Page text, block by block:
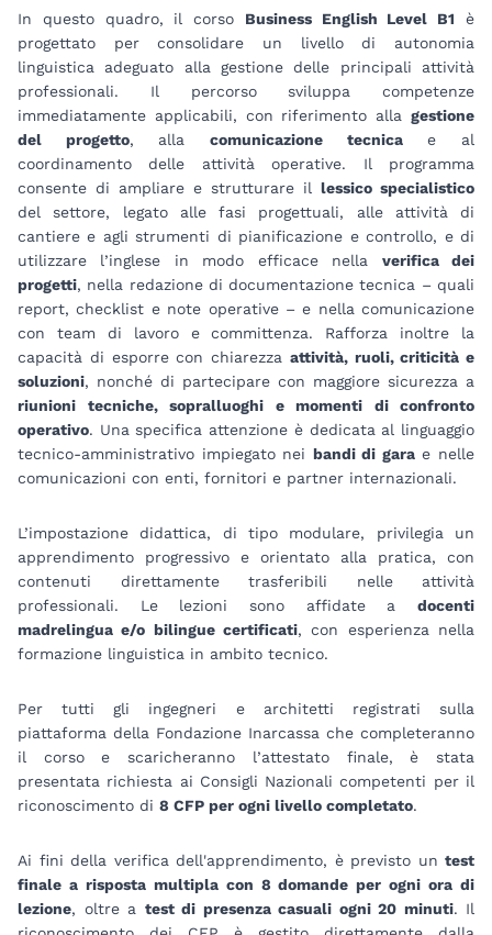
In questo quadro, il corso Business English Level B1 è
progettato per consolidare un livello di autonomia
linguistica adeguato alla gestione delle principali attività
professionali. Il percorso sviluppa competenze
immediatamente applicabili, con riferimento alla gestione
del progetto, allacomunicazione tecnicae al
coordinamento delle attività operative. Il programma
consente di ampliare e strutturare il lessico specialistico
del settore, legato alle fasi progettuali, alle attività di
cantiere e agli strumenti di pianificazione e controllo, e di
utilizzare l’inglese in modo efficace nella verifica dei
progetti, nella redazione di documentazione tecnica – quali
report, checklist e note operative – e nella comunicazione
con team di lavoro e committenza. Rafforza inoltre la
capacità di esporre con chiarezza attività, ruoli, criticità e
soluzioni, nonché di partecipare con maggiore sicurezza a
riunioni tecniche, sopralluoghi e momenti di confronto
operativo. Una specifica attenzione è dedicata al linguaggio
tecnico-amministrativo impiegato nei bandi di garae nelle
comunicazioni con enti, fornitori e partner internazionali.
L’impostazione didattica, di tipo modulare, privilegia un
apprendimento progressivo e orientato alla pratica, con
contenuti direttamente trasferibili nelle attività
professionali. Le lezioni sono affidate a docenti
madrelingua e/o bilingue certificati, con esperienza nella
formazione linguistica in ambito tecnico.
Per tutti gli ingegneri e architetti registrati sulla
piattaforma della Fondazione Inarcassa che completeranno
il corso e scaricheranno l’attestato finale, è stata
presentata richiesta ai Consigli Nazionali competenti per il
riconoscimento di 8 CFP per ogni livello completato.
Ai fini della verifica dell'apprendimento, è previsto un test
finale a risposta multipla con 8 domande per ogni ora di
lezione, oltre a test di presenza casuali ogni 20 minuti. Il